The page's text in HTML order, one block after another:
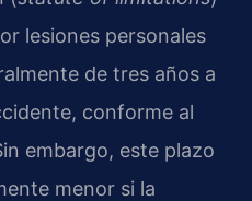
lesiones personales
de tres años a
conforme al
embargo, este plazo
menor si la